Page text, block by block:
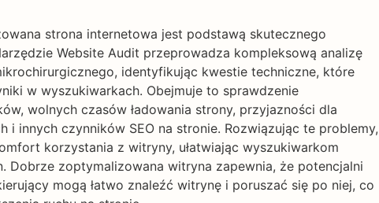
strona internetowa jest podstawą skutecznego
Website Audit przeprowadza kompleksową analizę
identyfikując kwestie techniczne, które
w wyszukiwarkach. Obejmuje to sprawdzenie
wolnych czasów ładowania strony, przyjazności dla
i innych czynników SEO na stronie. Rozwiązując te problemy,
korzystania z witryny, ułatwiając wyszukiwarkom
Dobrze zoptymalizowana witryna zapewnia, że potencjalni
mogą łatwo znaleźć witrynę i poruszać się po niej, co